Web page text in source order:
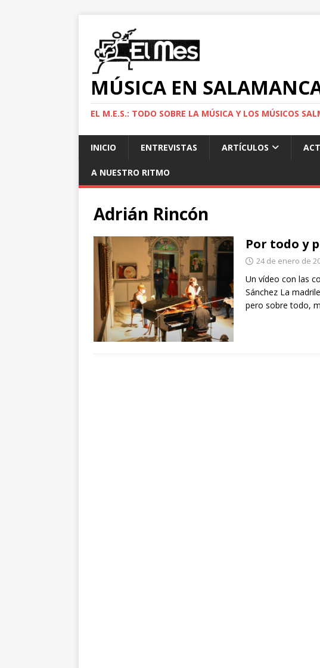
MÚSICA EN
EL M.E.S.: TODO SOBRE LA MÚSICA Y LOS MÚSICOS
INICIO ENTREVISTAS ARTÍCULOS
A NUESTRO RITMO
Adrián Rincón
Por todo y
24 de enero de
Un vídeo con las
Sánchez La
pero sobre todo,